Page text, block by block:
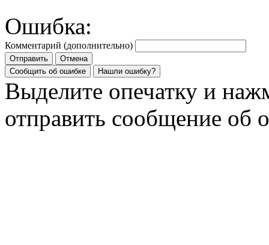
Ошибка:
Комментарий (дополнительно)
Отправить
Отмена
Сообщить об ошибке
Нашли ошибку?
Выделите опечатку и
отправить сообщение об